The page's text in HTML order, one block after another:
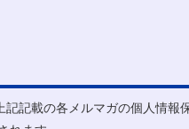
記記載の各メルマガの個人情報